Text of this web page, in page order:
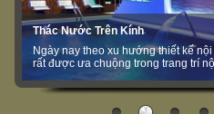
Thác Nước Trên Kính
Ngày nay theo xu hướng thiết kế
rất được ưa chuộng trong trang trí